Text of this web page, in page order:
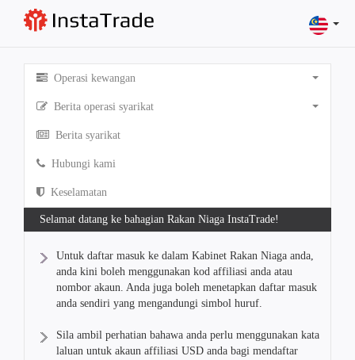
Operasi kewangan
Berita operasi syarikat
Berita syarikat
Hubungi kami
Keselamatan
Selamat datang ke bahagian Rakan Niaga InstaTrade!
Untuk daftar masuk ke dalam Kabinet Rakan Niaga anda,
anda kini boleh menggunakan kod affiliasi anda atau
nombor akaun. Anda juga boleh menetapkan daftar masuk
anda sendiri yang mengandungi simbol huruf.
Sila ambil perhatian bahawa anda perlu menggunakan kata
laluan untuk akaun affiliasi USD anda bagi mendaftar